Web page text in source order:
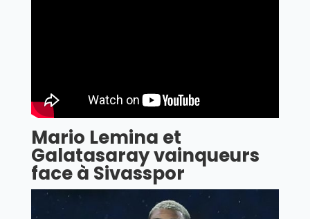
Mario Lemina et
Galatasaray vainqueurs
face à Sivasspor